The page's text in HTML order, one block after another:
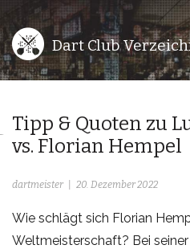
Dart Club
Tipp & Quoten zu
vs. Florian Hempel
dartmeister 20. Dezember 2022
Wie schlägt sich Florian
Weltmeisterschaft? Bei